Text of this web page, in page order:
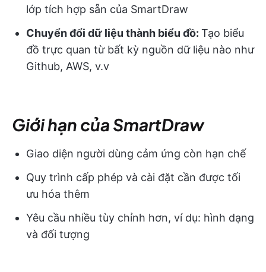
lớp tích hợp sẵn của SmartDraw
Chuyển đổi dữ liệu thành biểu đồ: Tạo biểu
đồ trực quan từ bất kỳ nguồn dữ liệu nào như
Github, AWS, v.v
Giới hạn của SmartDraw
Giao diện người dùng cảm ứng còn hạn chế
Quy trình cấp phép và cài đặt cần được tối
ưu hóa thêm
Yêu cầu nhiều tùy chỉnh hơn, ví dụ: hình dạng
và đối tượng